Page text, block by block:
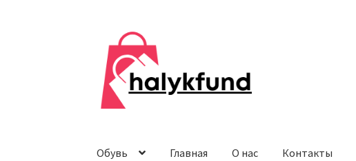
Перейти
навигации
Перейти
содержимому
Обувь Главная О нас Контакты